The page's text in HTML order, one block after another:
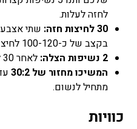
לחזה לעלות.
30 לחיצות חזה:
בקצב של כ-100-120 לחיצות בדקה.
2 נשיפות הצלה:
לאחר 30 לחיצות, תנו 2 נשיפות.
המשיכו מחזור של 30:2
מתחיל לנשום.
כוויות